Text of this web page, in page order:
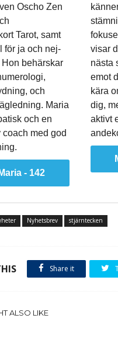
Oscho Zen
Tarot, samt
för ja och nej-
Hon behärskar
och
Maria
och en
coach med god
Maria - 142
visar
nästa
emot
kära
dig,
aktivt
Nyhetsbrev stjärntecken
Share it
ALSO LIKE